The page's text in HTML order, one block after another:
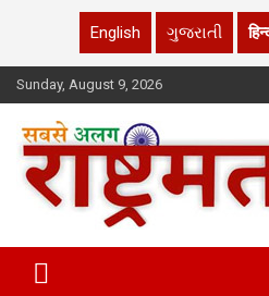
English ગુજરાતી
Skip
to
Sunday, August 9, 2026
rashtrmat.com